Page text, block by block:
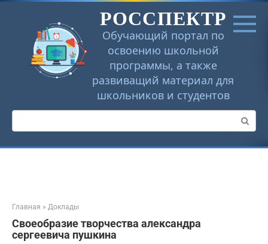
Перейти
РОССПЕКТР
Обучающий портал по
освоению школьной
программы, а также
развиващий материал для
школьников и студентов
Поиск:
Главная » Доклады
Своеобразие творчества александра
сергеевича пушкина